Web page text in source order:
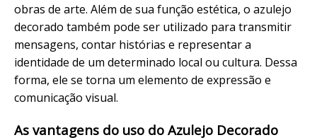
obras de arte. Além de sua função estética, o azulejo
decorado também pode ser utilizado para transmitir
mensagens, contar histórias e representar a
identidade de um determinado local ou cultura. Dessa
forma, ele se torna um elemento de expressão e
comunicação visual.
As vantagens do uso do Azulejo Decorado